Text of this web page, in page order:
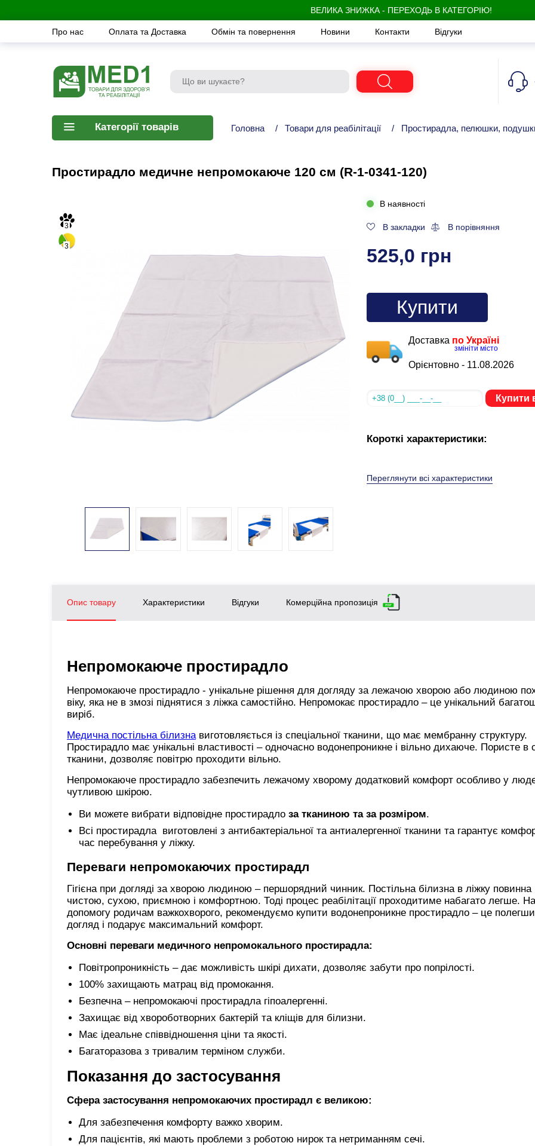
ВЕЛИКА ЗНИЖКА - ПЕРЕХОДЬ В КАТЕГОРІЮ!
Про нас Оплата та Доставка Обмін та повернення Новини Контакти Відгуки
Категорії товарів Головна / Товари для реабілітації / Простирадла, пелюшки,
Простирадло медичне непромокаюче 120 см (R-1-0341-120)
3
3
В наявності
В закладки В порівняння
525,0 грн
Купити
Доставка по Україні
змініти місто
Орієнтовно - 11.08.2026
Купити
Короткі характеристики:
Переглянути всі характеристики
Опис товару Характеристики Відгуки Комерційна пропозиція
Непромокаюче простирадло
Непромокаюче простирадло - унікальне рішення для догляду за лежачою хворою або людиною
віку, яка не в змозі піднятися з ліжка самостійно. Непромокає простирадло – це унікальний
виріб.
Медична постільна білизнавиготовляється із спеціальної тканини, що має мембранну структуру.
Простирадло має унікальні властивості – одночасно водонепроникне і вільно дихаюче. Пористе в
тканини, дозволяє повітрю проходити вільно.
Непромокаюче простирадло забезпечить лежачому хворому додатковий комфорт особливо у
чутливою шкірою.
Ви можете вибрати відповідне простирадло за тканиною та за розміром.
Всі простирадла виготовлені з антибактеріальної та антиалергенної тканини та гарантує
час перебування у ліжку.
Переваги непромокаючих простирадл
Гігієна при догляді за хворою людиною – першорядний чинник. Постільна білизна в ліжку повинна
чистою, сухою, приємною і комфортною. Тоді процес реабілітації проходитиме набагато легше. На
допомогу родичам важкохворого, рекомендуємо купити водонепроникне простирадло – це
догляд і подарує максимальний комфорт.
Основні переваги медичного непромокального простирадла:
Повітропроникність – дає можливість шкірі дихати, дозволяє забути про попрілості.
100% захищають матрац від промокання.
Безпечна – непромокаючі простирадла гіпоалергенні.
Захищає від хвороботворних бактерій та кліщів для білизни.
Має ідеальне співвідношення ціни та якості.
Багаторазова з тривалим терміном служби.
Показання до застосування
Сфера застосування непромокаючих простирадл є великою:
Для забезпечення комфорту важко хворим.
Для пацієнтів, які мають проблеми з роботою нирок та нетриманням сечі.